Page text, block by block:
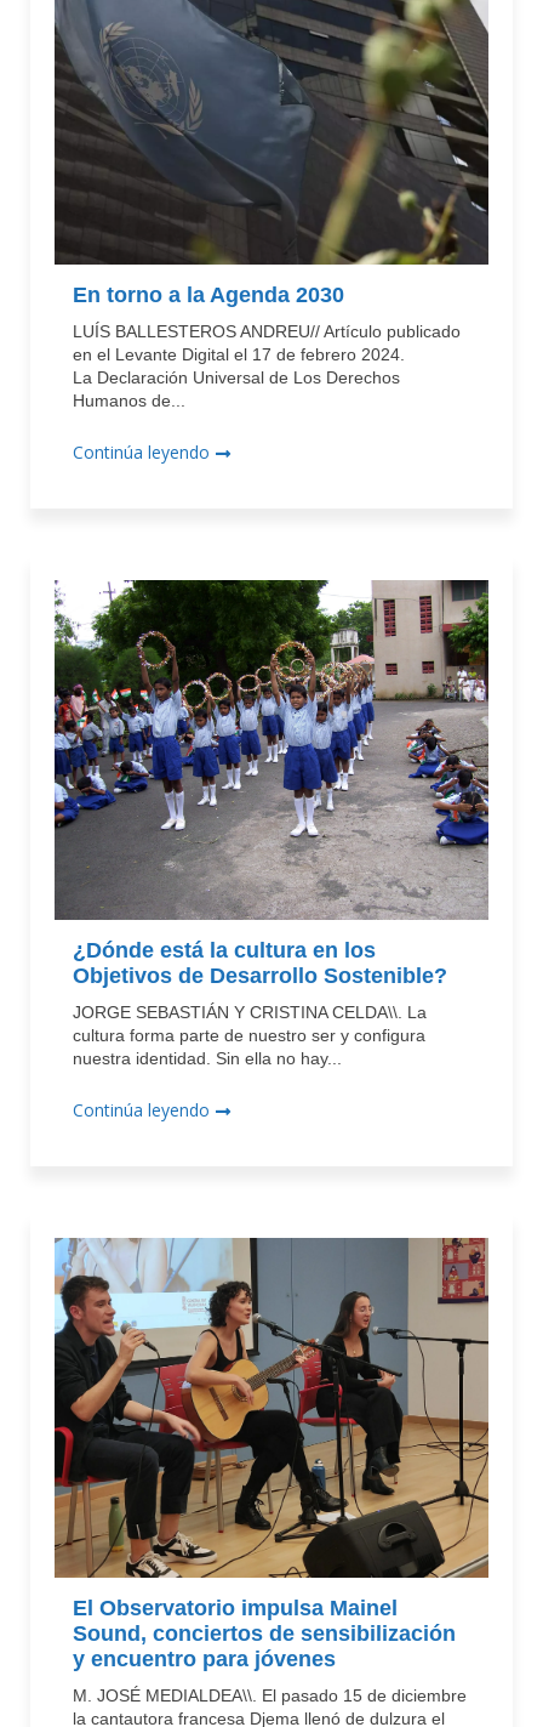
En torno a la Agenda 2030
LUÍS BALLESTEROS ANDREU// Artículo publicado
en el Levante Digital el 17 de febrero 2024.
La Declaración Universal de Los Derechos
Humanos de...
Continúa leyendo
¿Dónde está la cultura en los
Objetivos de Desarrollo Sostenible?
JORGE SEBASTIÁN Y CRISTINA CELDA\\. La
cultura forma parte de nuestro ser y configura
nuestra identidad. Sin ella no hay...
Continúa leyendo
El Observatorio impulsa Mainel
Sound, conciertos de sensibilización
y encuentro para jóvenes
M. JOSÉ MEDIALDEA\\. El pasado 15 de diciembre
la cantautora francesa Djema llenó de dulzura el